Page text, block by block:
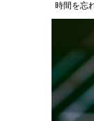
時間を忘